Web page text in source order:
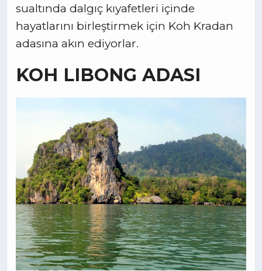
sualtında dalgıç kıyafetleri içinde
hayatlarını birleştirmek için Koh Kradan
adasına akın ediyorlar.
KOH LIBONG ADASI